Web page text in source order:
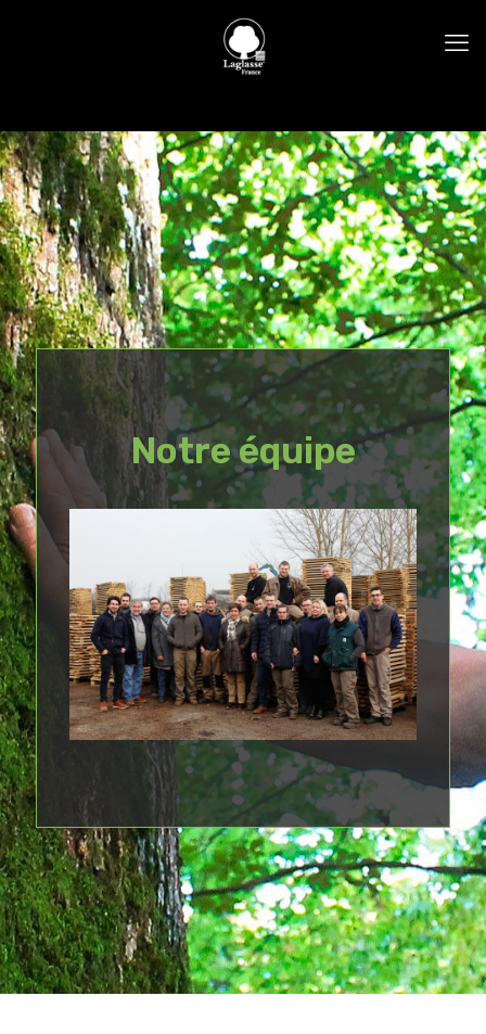
Notre équipe